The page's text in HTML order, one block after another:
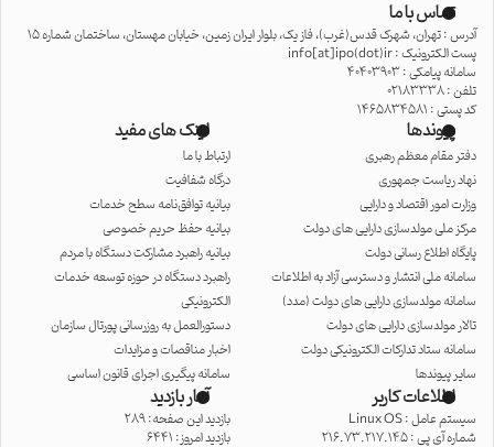
تماس با ما
آدرس : تهران، شهرک قدس(غرب)، فاز یک، بلوار ایران زمین، خیابان مهستان، ساختمان شماره 15
پست الکترونیک : info[at]ipo(dot)ir
سامانه پیامکی : 40403903
تلفن : 02183338
کد پستی : 1465834581
پیوندها
دفتر مقام معظم رهبری
نهاد ریاست جمهوری
وزارت امور اقتصاد و دارایی
مرکز ملی مولدسازی دارایی های دولت
پایگاه اطلاع رسانی دولت
سامانه ملی انتشار و دسترسی آزاد به اطلاعات
سامانه مولدسازی دارایی های دولت (مدد)
تالار مولدسازی دارایی های دولت
سامانه ستاد تدارکات الکترونیکی دولت
سایر پیوندها
لینک های مفید
ارتباط با ما
درگاه شفافیت
بیانیه توافق‌نامه سطح خدمات
بیانیه حفظ حریم خصوصی
بیانیه راهبرد مشارکت دستگاه با مردم
راهبرد دستگاه در حوزه توسعه خدمات
الکترونیکی
دستورالعمل به روزرسانی پورتال سازمان
اخبار مناقصات و مزایدات
سامانه پیگیری اجرای قانون اساسی
اطلاعات کاربر
سیستم عامل :Linux OS
شماره آی پی :216.73.217.145
آمار بازدید
بازدید این صفحه: 289
بازدید امروز: 6441